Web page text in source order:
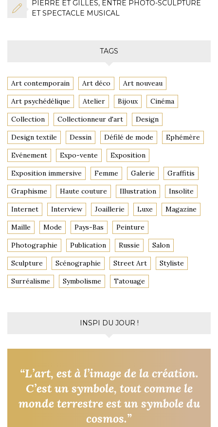
PIERRE ET GILLES, ENTRE PHOTO-SCULPTURE
ET SPECTACLE MUSICAL
TAGS
Art contemporain Art déco Art nouveau
Art psychédélique Atelier Bijoux Cinéma
Collection Collectionneur d'art Design
Design textile Dessin Défilé de mode Ephémère
Evénement Expo-vente Exposition
Exposition immersive Femme Galerie Graffitis
Graphisme Haute couture Illustration Insolite
Internet Interview Joaillerie Luxe Magazine
Maille Mode Pays-Bas Peinture
Photographie Publication Russie Salon
Sculpture Scénographie Street Art Styliste
Surréalisme Symbolisme Tatouage
INSPI DU JOUR !
“L’art, est à l’image de la création.
C’est un symbole, tout comme le
monde terrestre est un symbole du
cosmos.”